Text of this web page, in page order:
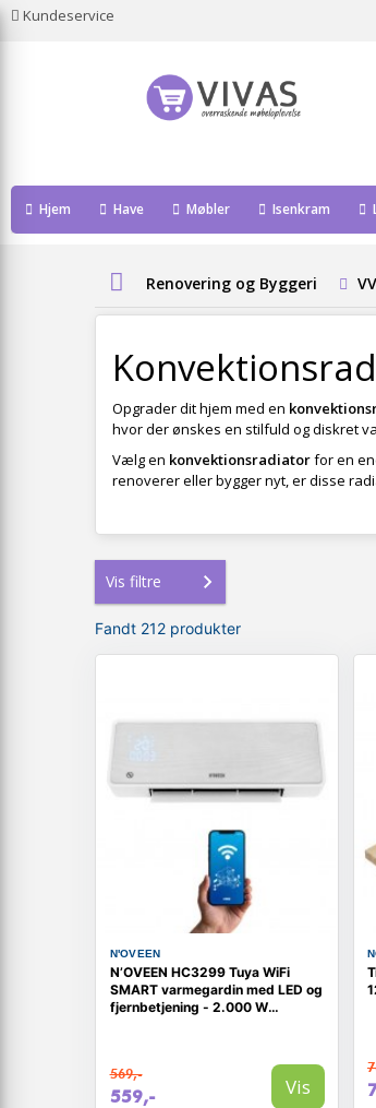
Kundeservice
Hjem Have Møbler Isenkram
Renovering og Byggeri
Opgrader dit hjem med en
hvor der ønskes en stilfuld og diskret
Vælg en konvektionsradiatorfor en
renoverer eller bygger nyt, er disse
Vis filtre
Fandt 212 produkter
N'OVEEN
N’OVEEN HC3299 Tuya WiFi
SMART varmegardin med LED og
fjernbetjening - 2.000 W
569,-
559,- Vis